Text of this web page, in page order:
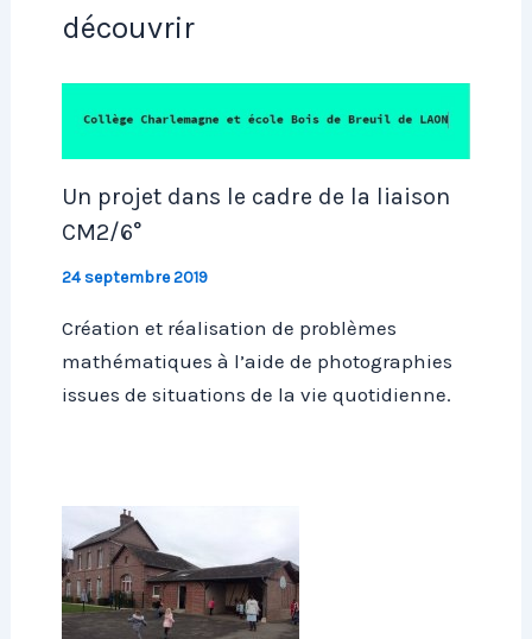
découvrir
Un projet dans le cadre de la liaison
CM2/6°
24 septembre 2019
Création et réalisation de problèmes
mathématiques à l’aide de photographies
issues de situations de la vie quotidienne.